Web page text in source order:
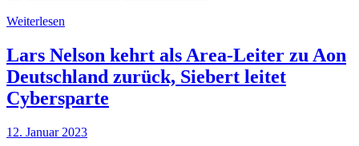
Weiterlesen
Lars Nelson kehrt als Area-Leiter zu Aon
Deutschland zurück, Siebert leitet
Cybersparte
12. Januar 2023